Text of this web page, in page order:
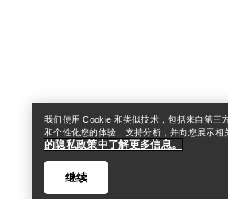
我们使用 Cookie 和类似技术，包括来自第三
和个性化您的体验、支持分析，并向您展示相
的隐私政策中了解更多信息。
继续